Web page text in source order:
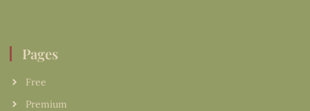
Pages
Free
Premium